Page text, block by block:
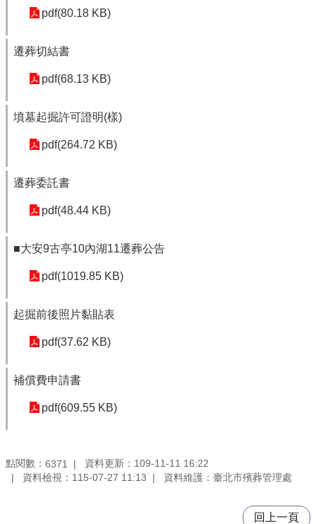
pdf(80.18 KB)
遷葬切結書
pdf(68.13 KB)
墳墓起掘許可證明(樣)
pdf(264.72 KB)
遷葬委託書
pdf(48.44 KB)
■大安9古亭10內湖11遷葬公告
pdf(1019.85 KB)
起掘前後照片黏貼表
pdf(37.62 KB)
補償費申請書
pdf(609.55 KB)
點閱數： 6371
資料更新：109-11-11 16:22
資料檢視：115-07-27 11:13
資料維護：臺北市殯葬管理處
回上一頁